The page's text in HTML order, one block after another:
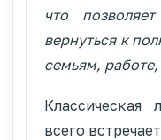
что
вернуться к
семьям,
всего